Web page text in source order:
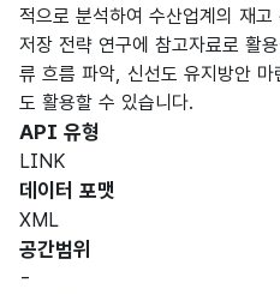
적으로 분석하여 수산업계의 재
저장 전략 연구에 참고자료로 활
류 흐름 파악, 신선도 유지방안
도 활용할 수 있습니다.
API 유형
LINK
데이터 포맷
XML
공간범위
-